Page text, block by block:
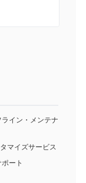
イン・メンテナ
マイズサービス
ート